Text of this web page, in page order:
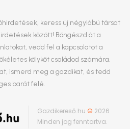
keress új négylábú társat
között! Böngészd át a
vedd fel a kapcsolatot a
kölyköt családod számára.
ismerd meg a gazdikat, és tedd
barát felé.
Gazdikereső.hu © 2026
Minden jog fenntartva.